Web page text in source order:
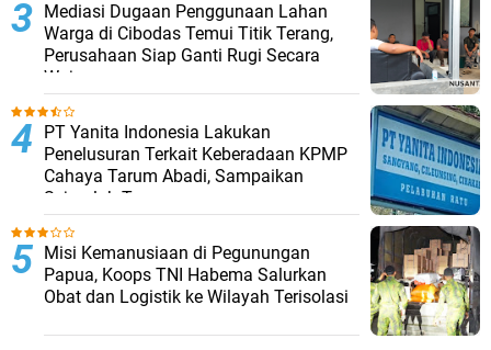
Mediasi Dugaan Penggunaan Lahan
Warga di Cibodas Temui Titik Terang,
Perusahaan Siap Ganti Rugi Secara
Wajar
PT Yanita Indonesia Lakukan
Penelusuran Terkait Keberadaan KPMP
Cahaya Tarum Abadi, Sampaikan
Sejumlah Temuan
Misi Kemanusiaan di Pegunungan
Papua, Koops TNI Habema Salurkan
Obat dan Logistik ke Wilayah Terisolasi